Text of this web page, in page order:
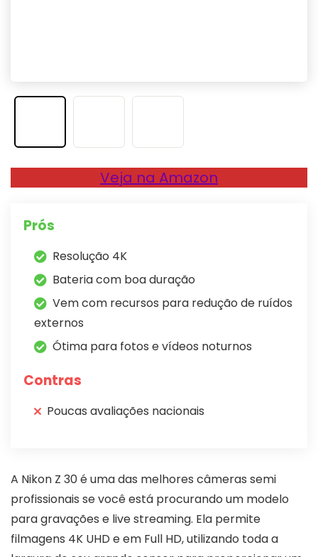
Veja na Amazon
Prós
Resolução 4K
Bateria com boa duração
Vem com recursos para redução de ruídos
externos
Ótima para fotos e vídeos noturnos
Contras
Poucas avaliações nacionais
A Nikon Z 30 é uma das melhores câmeras semi
profissionais se você está procurando um modelo
para gravações e live streaming. Ela permite
filmagens 4K UHD e em Full HD, utilizando toda a